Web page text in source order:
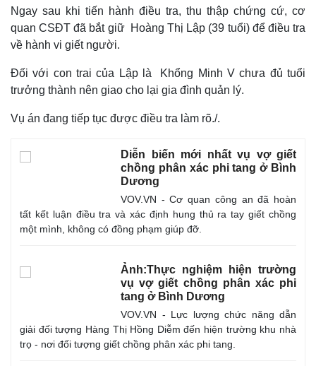
Ngay sau khi tiến hành điều tra, thu thập chứng cứ, cơ
quan CSĐT đã bắt giữ Hoàng Thị Lập (39 tuổi) để điều tra
về hành vi giết người.
Đối với con trai của Lập là Khổng Minh V chưa đủ tuổi
trưởng thành nên giao cho lại gia đình quản lý.
Vụ án đang tiếp tục được điều tra làm rõ./.
Diễn biến mới nhất vụ vợ giết
chồng phân xác phi tang ở Bình
Dương
VOV.VN - Cơ quan công an đã hoàn
tất kết luận điều tra và xác định hung thủ ra tay giết chồng
một mình, không có đồng phạm giúp đỡ.
Ảnh:Thực nghiệm hiện trường
vụ vợ giết chồng phân xác phi
tang ở Bình Dương
VOV.VN - Lực lượng chức năng dẫn
giải đối tượng Hàng Thị Hồng Diễm đến hiện trường khu nhà
trọ - nơi đối tượng giết chồng phân xác phi tang.